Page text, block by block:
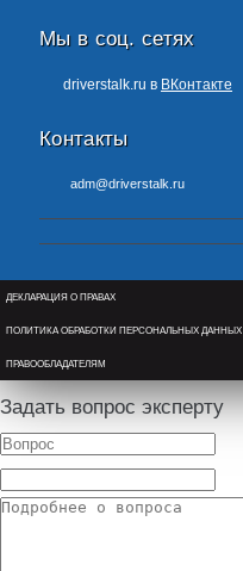
Мы в соц. сетях
driverstalk.ru в ВКонтакте
Контакты
adm@driverstalk.ru
ДЕКЛАРАЦИЯ О ПРАВАХ
ПОЛИТИКА ОБРАБОТКИ ПЕРСОНАЛЬНЫХ ДАННЫХ
ПРАВООБЛАДАТЕЛЯМ
Задать вопрос эксперту